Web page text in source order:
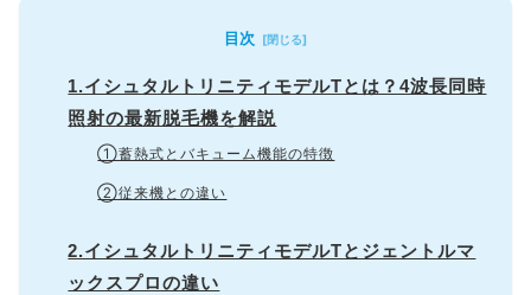
目次
1.イシュタルトリニティモデルTとは？4波長同時
照射の最新脱毛機を解説
①蓄熱式とバキューム機能の特徴
②従来機との違い
2.イシュタルトリニティモデルTとジェントルマ
ックスプロの違い